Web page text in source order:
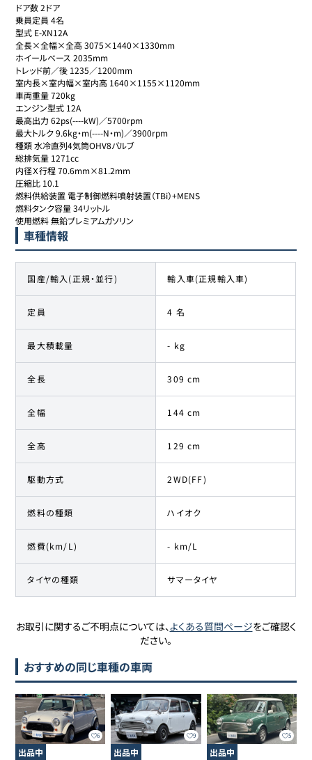
ドア数 2ドア
乗員定員 4名
型式 E-XN12A
全長×全幅×全高 3075×1440×1330mm
ホイールベース 2035mm
トレッド前／後 1235／1200mm
室内長×室内幅×室内高 1640×1155×1120mm
車両重量 720kg
エンジン型式 12A
最高出力 62ps(----kW)／5700rpm
最大トルク 9.6kg・m(----N・m)／3900rpm
種類 水冷直列4気筒OHV8バルブ
総排気量 1271cc
内径Ｘ行程 70.6mm×81.2mm
圧縮比 10.1
燃料供給装置 電子制御燃料噴射装置（TBi）+MENS
燃料タンク容量 34リットル
使用燃料 無鉛プレミアムガソリン
車種情報
国産/輸入(正規・並行) 輸入車(正規輸入車)
定員 4 名
最大積載量 - kg
全長 309 cm
全幅 144 cm
全高 129 cm
駆動方式 2WD(FF)
燃料の種類 ハイオク
燃費(km/L) - km/L
タイヤの種類 サマータイヤ
お取引に関するご不明点については、よくある質問ページをご確認く
ださい。
おすすめの同じ車種の車両
6
出品中
9
出品中
5
出品中